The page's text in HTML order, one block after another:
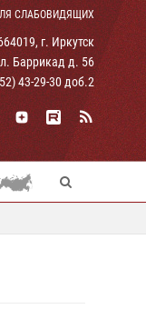
СЛАБОВИДЯЩИХ
г. Иркутск
Баррикад д. 56
43-29-30 доб.2